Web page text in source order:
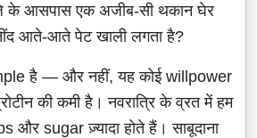
के आसपास एक अजीब-सी थकान घेर
आते-आते पेट खाली लगता है?
है — और नहीं, यह कोई willpower
की कमी है। नवरात्रि के व्रत में हम
और sugar ज़्यादा होते हैं। साबूदाना